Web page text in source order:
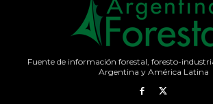
Fuente de información forestal, foresto-
Argentina y América Latina